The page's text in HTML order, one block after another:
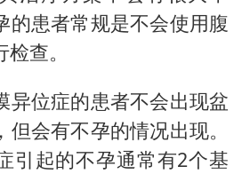
的患者常规是不会使用腹
查。
异位症的患者不会出现盆
会有不孕的情况出现。
引起的不孕通常有2个基